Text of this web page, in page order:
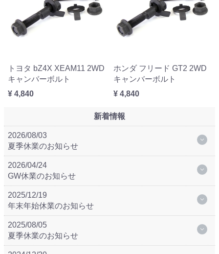
トヨタ bZ4X XEAM11 2WD
キャンバーボルト
¥ 4,840
ホンダ フリード GT2 2WD
キャンバーボルト
¥ 4,840
新着情報
2026/08/03
夏季休業のお知らせ
2026/04/24
GW休業のお知らせ
2025/12/19
年末年始休業のお知らせ
2025/08/05
夏季休業のお知らせ